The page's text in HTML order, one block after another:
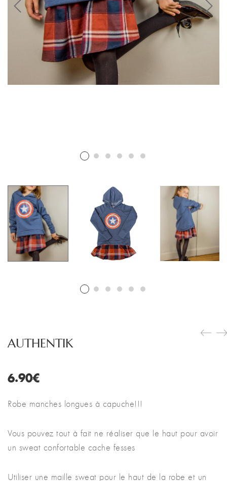
AUTHENTIK
6.90€
Robe manches longues à capuche!!!
Vous pouvez tout à fait ne réaliser que le haut pour avoir
un sweat confortable cache fesses
Utiliser une maille sweat pour le haut de la robe et un